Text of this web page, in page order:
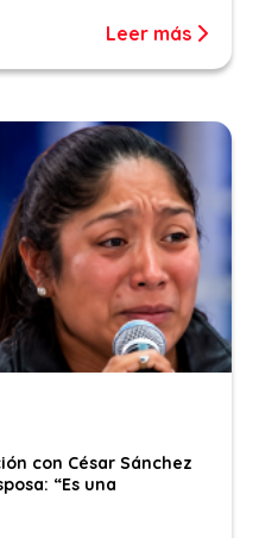
Leer más
con César Sánchez
“Es una